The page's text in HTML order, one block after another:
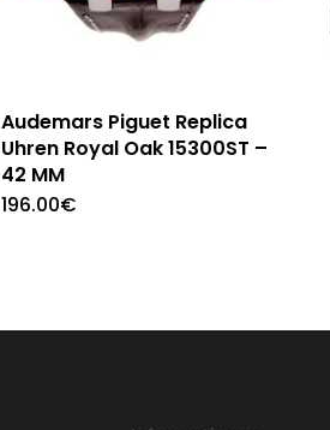
Audemars Piguet Replica
Uhren Royal Oak 15300ST –
42 MM
196.00€